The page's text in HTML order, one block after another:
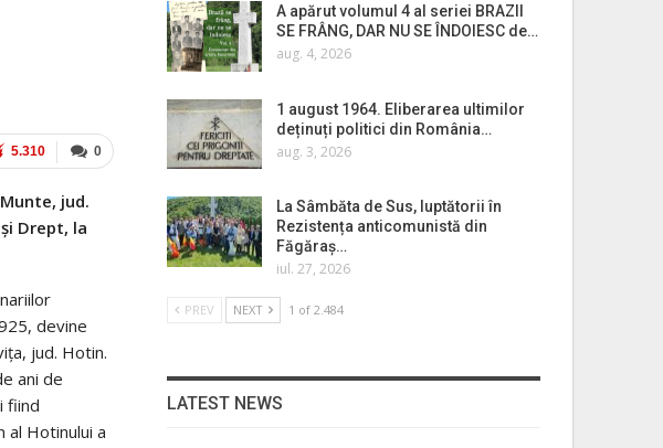
0
5.310
jud.
Drept, la
devine
jud. Hotin.
ani de
fiind
al Hotinului a
A apărut volumul 4 al seriei BRAZII
SE FRÂNG, DAR NU SE ÎNDOIESC de…
aug. 4, 2026
1 august 1964. Eliberarea ultimilor
deținuți politici din România…
aug. 3, 2026
La Sâmbăta de Sus, luptătorii în
Rezistența anticomunistă din
Făgăraș…
iul. 27, 2026
PREV NEXT 1 of 2.484
LATEST NEWS